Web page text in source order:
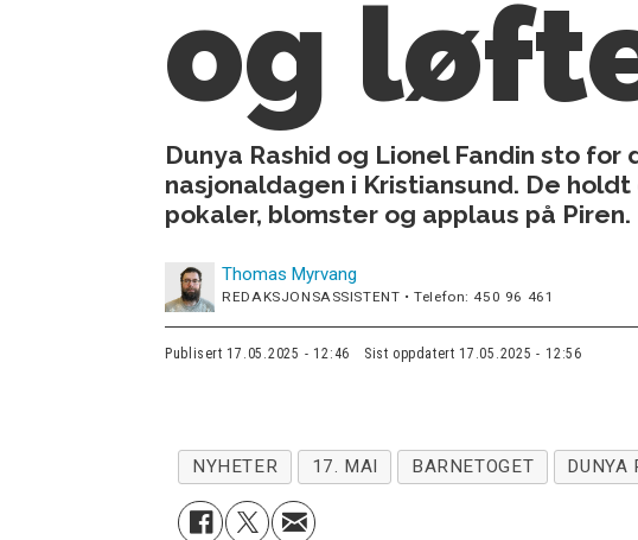
og
Dunya Rashid og Lionel Fandin sto
nasjonaldagen i Kristiansund. De
pokaler, blomster og applaus på Piren.
Thomas Myrvang
REDAKSJONSASSISTENT • Telefon: 450 96 461
Publisert 17.05.2025 - 12:46 Sist oppdatert 17.05.2025 - 12:56
NYHETER 17. MAI BARNETOGET DUNYA